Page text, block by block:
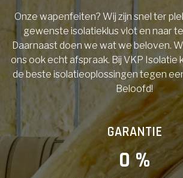
Vorige
Onze wapenfeiten? Wij zijn snel ter
gewenste isolatieklus vlot en naar
Daarnaast doen we wat we beloven.
ons ook echt afspraak. Bij VKP Isolatie
de beste isolatieoplossingen tegen
Beloofd!
GARANTIE
0 %